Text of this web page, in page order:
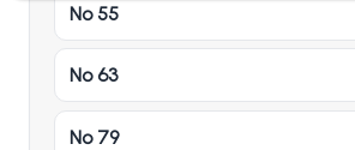
Nº 55
Nº 63
Nº 79